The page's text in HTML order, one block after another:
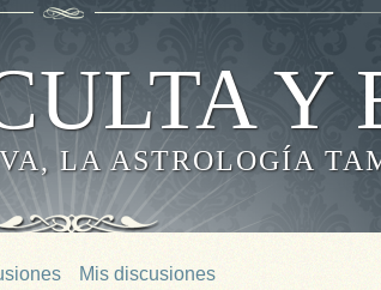
Y
LA ASTROLOGÍA
Mis discusiones